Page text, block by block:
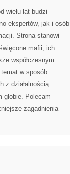
wielu lat budzi
ekspertów, jak i osób
Strona stanowi
mafii, ich
współczesnym
w sposób
z działalnością
globie. Polecam
zagadnienia